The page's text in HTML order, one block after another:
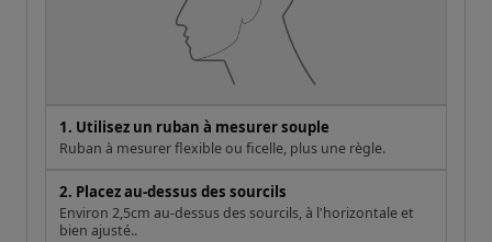
1. Utilisez un ruban à mesurer souple
Ruban à mesurer flexible ou ficelle, plus une règle.
2. Placez au-dessus des sourcils
Environ 2,5cm au-dessus des sourcils, à l'horizontale et
bien ajusté..